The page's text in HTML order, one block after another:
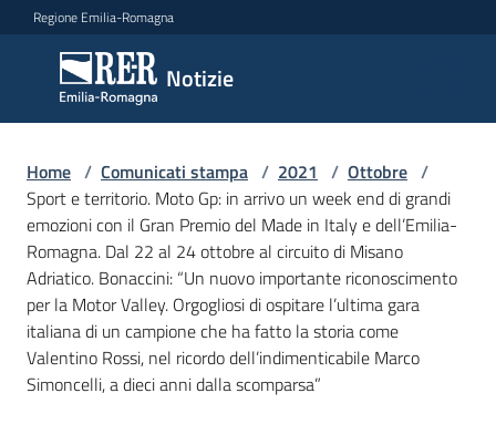
Vai al contenuto
Vai alla navigazione
Vai al footer
Regione Emilia-Romagna
Notizie
Notizie
Comunicati
stampa
Menu selezionato
Cerca
un
comunicato
Risorse
Home / Comunicati stampa / 2021 / Ottobre /
Sport e territorio. Moto Gp: in arrivo un week end di grandi
emozioni con il Gran Premio del Made in Italy e dell’Emilia-
Romagna. Dal 22 al 24 ottobre al circuito di Misano
Adriatico. Bonaccini: “Un nuovo importante riconoscimento
per la Motor Valley. Orgogliosi di ospitare l’ultima gara
italiana di un campione che ha fatto la storia come
Valentino Rossi, nel ricordo dell’indimenticabile Marco
Simoncelli, a dieci anni dalla scomparsa”